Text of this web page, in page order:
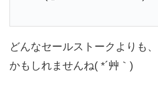
どんなセールストークよりも
かもしれませんね( *´艸｀)